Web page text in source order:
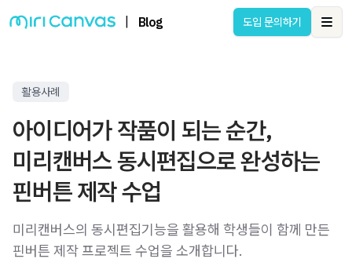
Blog 도입 문의하기
활용사례
아이디어가 작품이 되는 순간,
미리캔버스 동시편집으로 완성하는
핀버튼 제작 수업
미리캔버스의 동시편집기능을 활용해 학생들이 함께 만든
핀버튼 제작 프로젝트 수업을 소개합니다.